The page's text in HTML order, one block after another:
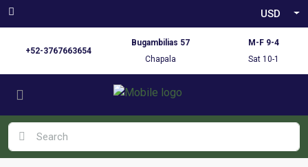
USD
+52-3767663654
Bugambilias 57
Chapala
M-F 9-4
Sat 10-1